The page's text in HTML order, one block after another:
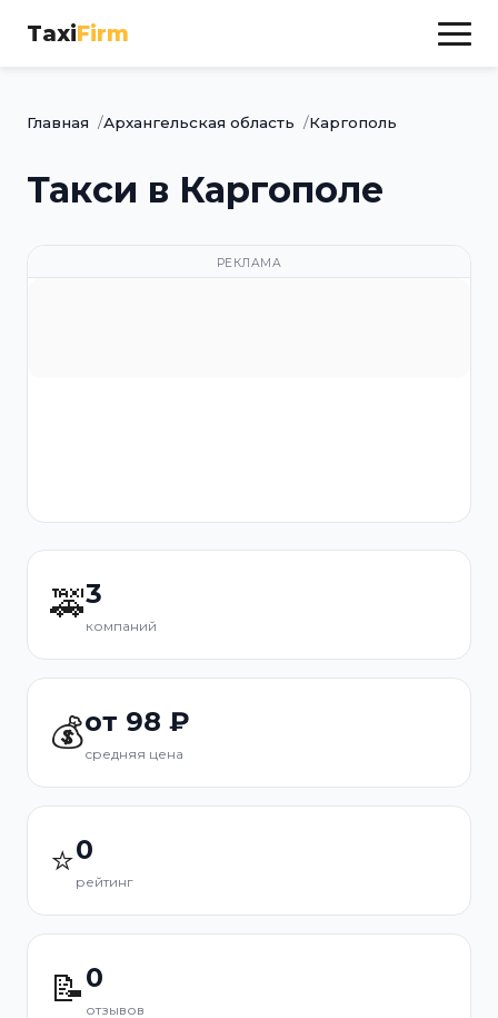
TaxiFirm
Главная Архангельская область Каргополь
Такси в Каргополе
РЕКЛАМА
🚕3
компаний
💰от 98 ₽
средняя цена
⭐0
рейтинг
📝0
отзывов